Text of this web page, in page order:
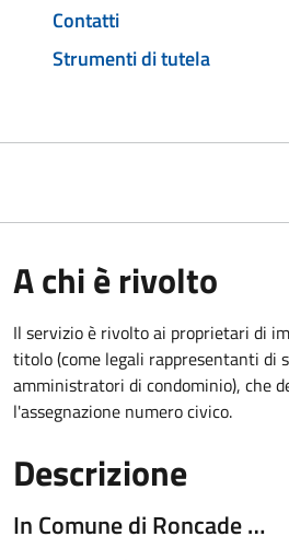
Contatti
Strumenti di tutela
A chi è rivolto
Il servizio è rivolto ai proprietari di
titolo (come legali rappresentanti di
amministratori di condominio), che
l'assegnazione numero civico.
Descrizione
In Comune di Roncade …